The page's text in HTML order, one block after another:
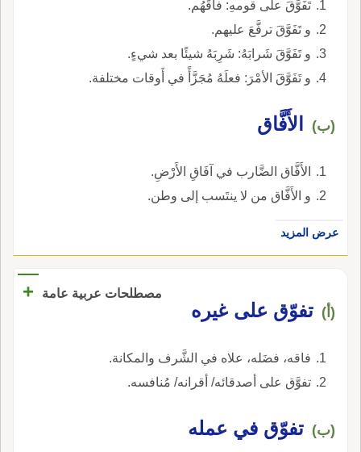
تَفَوَّقَ على قومهِ: فاقَهُم.
و تَفَوَّقَ ترفَّعَ عليهم.
و تَفَوَّقَ شَرابَهُ: شَرِبَهُ شيئًا بعد شيءٍ.
و تَفَوَّقَ الأمْرَ: فعلَهُ مُجَزَّأً في أَوقات مختلفة.
(ب) الأَفَّاق
الأَفَّاق الضَّارب في آفَاقِ الأَرْضِ.
و الأَفَّاق من لا ينتَسب إلى وطن.
عرض المزيد
مصطلحات عربية عامة +
(أ) تفوّق على غيره
فاقه، فضَله، علاه في الشَّرف والمكانة.
تفوَّق على أصدقائه/ أقرانه/ مُنافسه.
(ب) تفوّق في عمله